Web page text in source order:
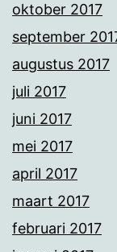
oktober 2017
september
augustus 2017
juli 2017
juni 2017
mei 2017
april 2017
maart 2017
februari 2017